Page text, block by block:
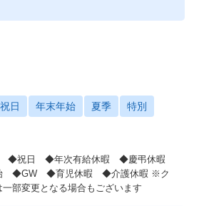
祝日 年末年始 夏季 特別
◆祝日 ◆年次有給休暇 ◆慶弔休暇
◆GW ◆育児休暇 ◆介護休暇 ※ク
部変更となる場合もございます